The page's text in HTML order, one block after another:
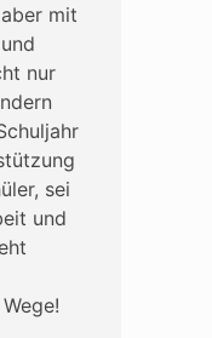
mit
nur
sei
und